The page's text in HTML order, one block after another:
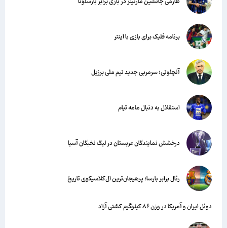
برنامه فلیک برای بازی با اینتر
آنچلوتی؛ سرمربی جدید تیم ملی برزیل
استقلال به دنبال مامه تیام
درخشش نمایندگان عربستان در لیگ نخبگان آسیا
رئال برابر بارسا؛ پرهیجان‌‌ترین ال‌کلاسیکوی تاریخ
دوئل ایران و آمریکا در وزن ۸۶ کیلوگرم کشتی آزاد